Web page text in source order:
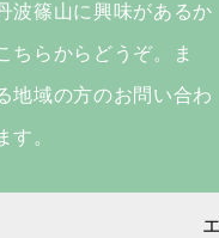
波篠山に興味があるか
ちらからどうぞ。ま
地域の方のお問い合わ
す。